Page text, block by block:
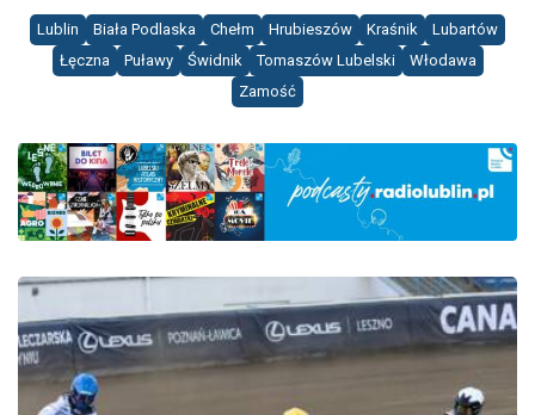
Lublin Biała Podlaska Chełm Hrubieszów Kraśnik
Lubartów
Łęczna
Puławy Świdnik Tomaszów Lubelski
Włodawa
Zamość